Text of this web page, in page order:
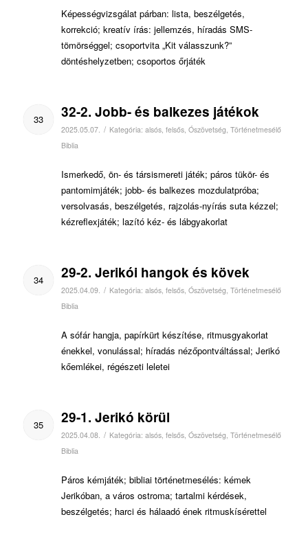
Képességvizsgálat párban: lista, beszélgetés,
korrekció; kreatív írás: jellemzés, híradás SMS-
tömörséggel; csoportvita „Kit válasszunk?”
döntéshelyzetben; csoportos őrjáték
33 32-2. Jobb- és balkezes játékok
2025.05.07. / Kategória: alsós, felsős, Ószövetség Történetmesélő
Biblia
Ismerkedő, ön- és társismereti játék; páros tükör- és
pantomimjáték; jobb- és balkezes mozdulatpróba;
versolvasás, beszélgetés, rajzolás-nyírás suta kézzel;
kézreflexjáték; lazító kéz- és lábgyakorlat
34 29-2. Jerikói hangok és kövek
2025.04.09. / Kategória: alsós, felsős, Ószövetség, Történetmesélő
Biblia
A sófár hangja, papírkürt készítése, ritmusgyakorlat
énekkel, vonulással; híradás nézőpontváltással; Jerikó
kőemlékei, régészeti leletei
35 29-1. Jerikó körül
2025.04.08. / Kategória: alsós, felsős, Ószövetség, Történetmesélő
Biblia
Páros kémjáték; bibliai történetmesélés: kémek
Jerikóban, a város ostroma; tartalmi kérdések,
beszélgetés; harci és hálaadó ének ritmuskísérettel